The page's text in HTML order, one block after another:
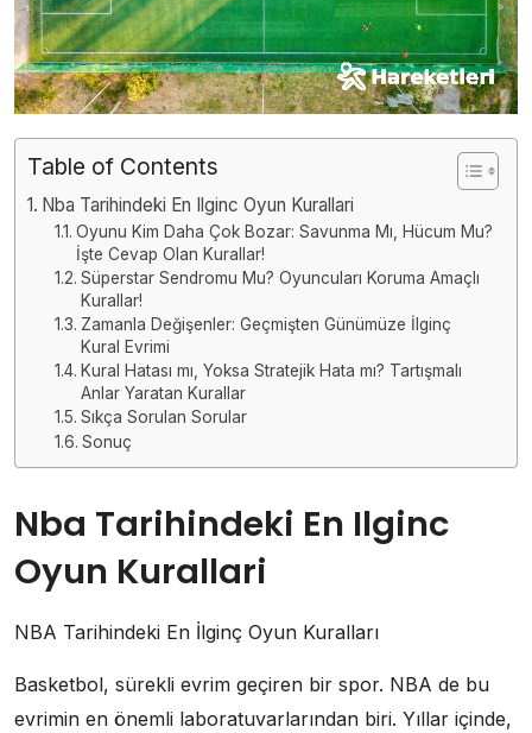
Table of Contents
Nba Tarihindeki En Ilginc Oyun Kurallari
Oyunu Kim Daha Çok Bozar: Savunma Mı, Hücum Mu?
İşte Cevap Olan Kurallar!
Süperstar Sendromu Mu? Oyuncuları Koruma Amaçlı
Kurallar!
Zamanla Değişenler: Geçmişten Günümüze İlginç
Kural Evrimi
Kural Hatası mı, Yoksa Stratejik Hata mı? Tartışmalı
Anlar Yaratan Kurallar
Sıkça Sorulan Sorular
Sonuç
Nba Tarihindeki En Ilginc
Oyun Kurallari
NBA Tarihindeki En İlginç Oyun Kuralları
Basketbol, sürekli evrim geçiren bir spor. NBA de bu
evrimin en önemli laboratuvarlarından biri. Yıllar içinde,